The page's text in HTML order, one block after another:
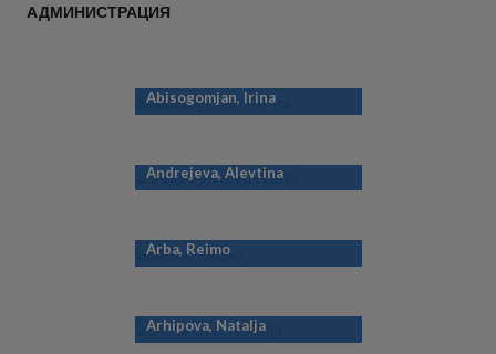
АДМИНИСТРАЦИЯ
Abisogomjan, Irina
Andrejeva, Alevtina
Arba, Reimo
Arhipova, Natalja